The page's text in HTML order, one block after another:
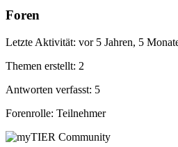
Foren
Letzte Aktivität: vor 5 Jahren, 5
Themen erstellt: 2
Antworten verfasst: 5
Forenrolle: Teilnehmer